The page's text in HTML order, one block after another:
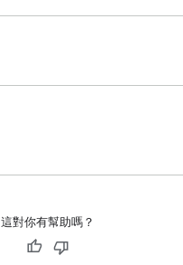
這對你有幫助嗎？